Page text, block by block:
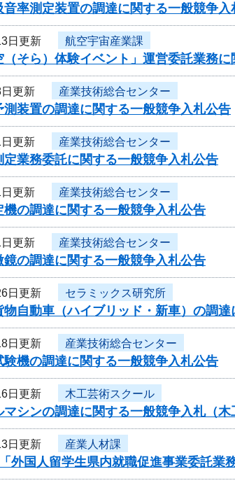
音率測定装置の調達に関する一般競争入
日更新 航空宇宙産業課
（そら）体験イベント」運営委託業務
更新 産業技術総合センター
測装置の調達に関する一般競争入札公告
更新 産業技術総合センター
定業務委託に関する一般競争入札公告
更新 産業技術総合センター
機の調達に関する一般競争入札公告
更新 産業技術総合センター
鏡の調達に関する一般競争入札公告
日更新 セラミックス研究所
物自動車（ハイブリッド・新車）の調
日更新 産業技術総合センター
験機の調達に関する一般競争入札公告
日更新 木工芸術スクール
マシンの調達に関する一般競争入札（木
日更新 産業人材課
外国人留学生県内就職促進事業委託業